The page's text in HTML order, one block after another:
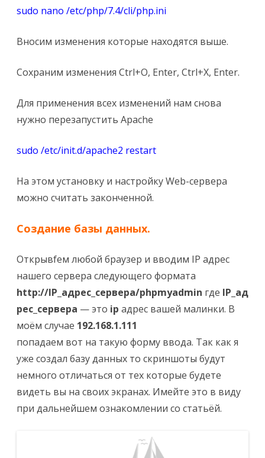
sudo nano /etc/php/7.4/cli/php.ini
Вносим изменения которые находятся выше.
Сохраним изменения Ctrl+O, Enter, Ctrl+X, Enter.
Для применения всех изменений нам снова
нужно перезапустить Apache
sudo /etc/init.d/apache2 restart
На этом установку и настройку Web-сервера
можно считать законченной.
Создание базы данных.
Открывfем любой браузер и вводим IP адрес
нашего сервера следующего формата
http://IP_адрес_сервера/phpmyadmin где IP_ад
рес_сервера — это ip адрес вашей малинки. В
моём случае 192.168.1.111
попадаем вот на такую форму ввода. Так как я
уже создал базу данных то скриншоты будут
немного отличаться от тех которые будете
видеть вы на своих экранах. Имейте это в виду
при дальнейшем ознакомлении со статьёй.